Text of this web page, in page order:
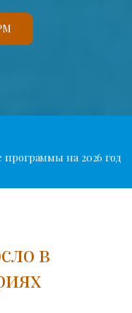
на 2026 год
в